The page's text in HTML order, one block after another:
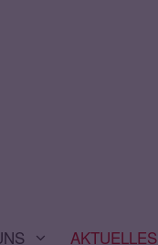
AKTUELLES